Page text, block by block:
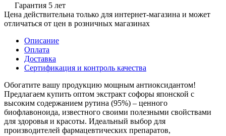
Гарантия 5 лет
Цена действительна только для интернет-магазина и может
отличаться от цен в розничных магазинах
Описание
Оплата
Доставка
Сертификация и контроль качества
Обогатите вашу продукцию мощным антиоксидантом!
Предлагаем купить оптом экстракт софоры японской с
высоким содержанием рутина (95%) – ценного
биофлавоноида, известного своими полезными свойствами
для здоровья и красоты. Идеальный выбор для
производителей фармацевтических препаратов,